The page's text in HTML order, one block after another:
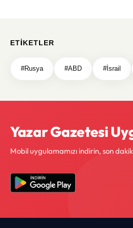
ETIKETLER
#Rusya #ABD #İsrail
Yazar Gazetesi
Mobil uygulamamızı indirin, son